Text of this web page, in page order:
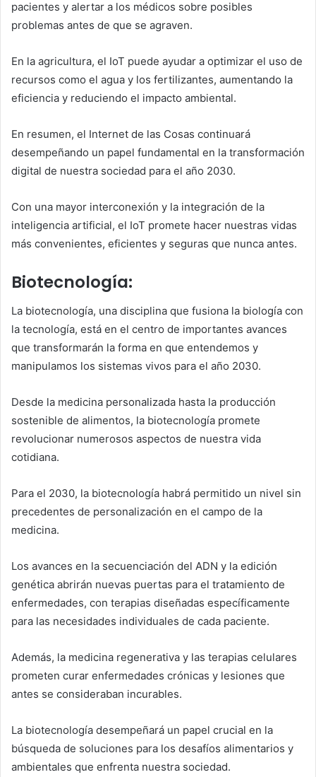
pacientes y alertar a los médicos sobre posibles
problemas antes de que se agraven.
En la agricultura, el IoT puede ayudar a optimizar el uso de
recursos como el agua y los fertilizantes, aumentando la
eficiencia y reduciendo el impacto ambiental.
En resumen, el Internet de las Cosas continuará
desempeñando un papel fundamental en la transformación
digital de nuestra sociedad para el año 2030.
Con una mayor interconexión y la integración de la
inteligencia artificial, el IoT promete hacer nuestras vidas
más convenientes, eficientes y seguras que nunca antes.
Biotecnología:
La biotecnología, una disciplina que fusiona la biología con
la tecnología, está en el centro de importantes avances
que transformarán la forma en que entendemos y
manipulamos los sistemas vivos para el año 2030.
Desde la medicina personalizada hasta la producción
sostenible de alimentos, la biotecnología promete
revolucionar numerosos aspectos de nuestra vida
cotidiana.
Para el 2030, la biotecnología habrá permitido un nivel sin
precedentes de personalización en el campo de la
medicina.
Los avances en la secuenciación del ADN y la edición
genética abrirán nuevas puertas para el tratamiento de
enfermedades, con terapias diseñadas específicamente
para las necesidades individuales de cada paciente.
Además, la medicina regenerativa y las terapias celulares
prometen curar enfermedades crónicas y lesiones que
antes se consideraban incurables.
La biotecnología desempeñará un papel crucial en la
búsqueda de soluciones para los desafíos alimentarios y
ambientales que enfrenta nuestra sociedad.